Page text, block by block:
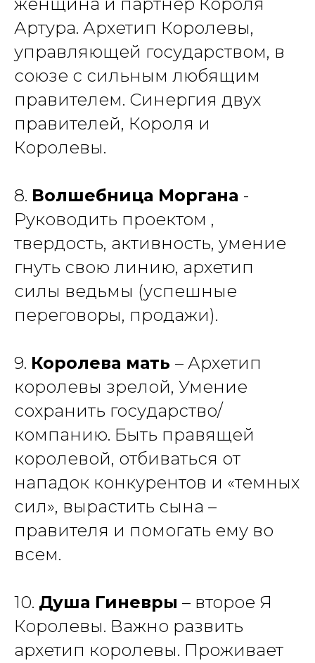
женщина и партнер Короля
Артура. Архетип Королевы,
управляющей государством, в
союзе с сильным любящим
правителем. Синергия двух
правителей, Короля и
Королевы.
8. Волшебница Моргана -
Руководить проектом ,
твердость, активность, умение
гнуть свою линию, архетип
силы ведьмы (успешные
переговоры, продажи).
9. Королева мать – Архетип
королевы зрелой, Умение
сохранить государство/
компанию. Быть правящей
королевой, отбиваться от
нападок конкурентов и «темных
сил», вырастить сына –
правителя и помогать ему во
всем.
10. Душа Гиневры – второе Я
Королевы. Важно развить
архетип королевы. Проживает